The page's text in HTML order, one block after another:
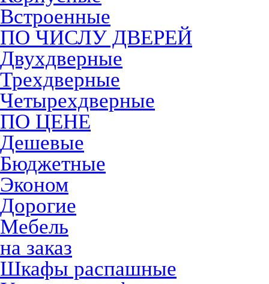
Встроенные
ПО ЧИСЛУ ДВЕРЕЙ
Двухдверные
Трехдверные
Четырехдверные
ПО ЦЕНЕ
Дешевые
Бюджетные
Эконом
Дорогие
Мебель
на заказ
Шкафы распашные